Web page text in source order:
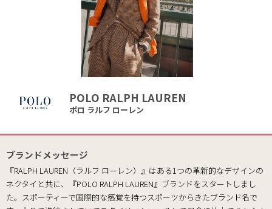
POLO RALPH LAUREN
ポロ ラルフ ローレン
ブランドメッセージ
『RALPH LAUREN（ラルフ ローレン）』はある1つの革新的なデザインの
ネクタイと共に、『POLO RALPH LAUREN』ブランドをスタートしまし
た。スポーティーで国際的な感覚を持つスポーツからきたブランド名で